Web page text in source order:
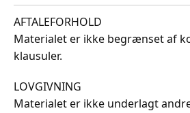
AFTALEFORHOLD
Materialet er ikke begrænset af
klausuler.
LOVGIVNING
Materialet er ikke underlagt